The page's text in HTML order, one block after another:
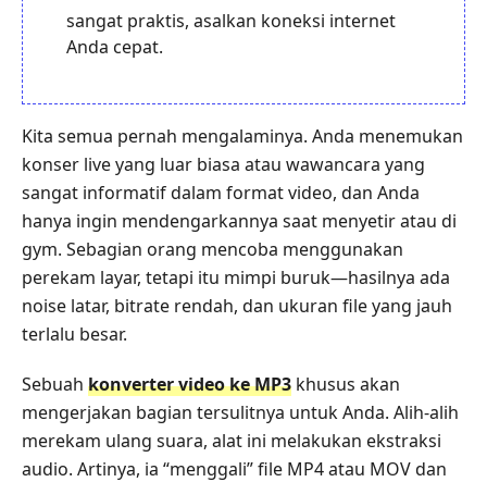
sangat praktis, asalkan koneksi internet
Anda cepat.
Kita semua pernah mengalaminya. Anda menemukan
konser live yang luar biasa atau wawancara yang
sangat informatif dalam format video, dan Anda
hanya ingin mendengarkannya saat menyetir atau di
gym. Sebagian orang mencoba menggunakan
perekam layar, tetapi itu mimpi buruk—hasilnya ada
noise latar, bitrate rendah, dan ukuran file yang jauh
terlalu besar.
Sebuah konverter video ke MP3 khusus akan
mengerjakan bagian tersulitnya untuk Anda. Alih-alih
merekam ulang suara, alat ini melakukan ekstraksi
audio. Artinya, ia “menggali” file MP4 atau MOV dan